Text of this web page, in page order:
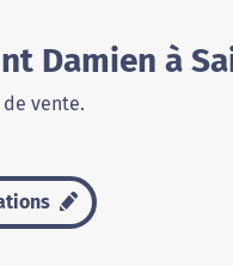
Damien à
vente.